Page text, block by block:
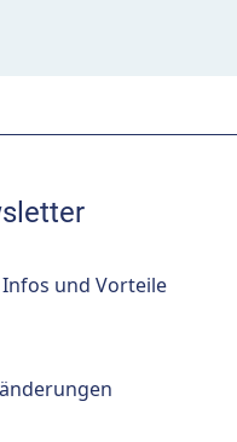
Infos und Vorteile